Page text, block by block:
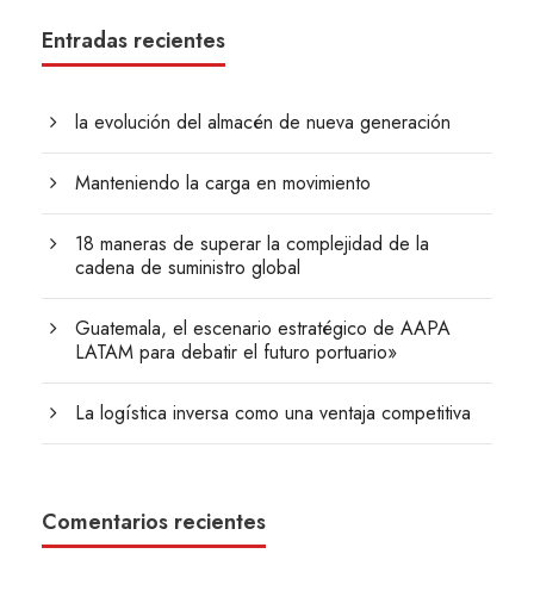
Entradas recientes
la evolución del almacén de nueva generación
Manteniendo la carga en movimiento
18 maneras de superar la complejidad de la
cadena de suministro global
Guatemala, el escenario estratégico de AAPA
LATAM para debatir el futuro portuario»
La logística inversa como una ventaja competitiva
Comentarios recientes